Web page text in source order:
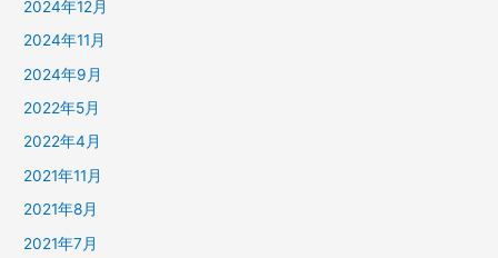
2024年12月
2024年11月
2024年9月
2022年5月
2022年4月
2021年11月
2021年8月
2021年7月